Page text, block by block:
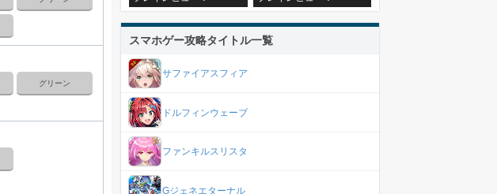
グリーン
スマホゲー攻略タイトル一覧
サファイアスフィア
ドルフィンウェーブ
ファンキルスリスタ
Gジェネエターナル